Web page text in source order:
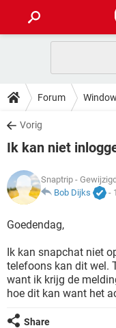
INSTAGRAM
NETFLIX
GRATIS
TIKTOK
HOW-TO
VIDEOBELLEN
GRATIS
TIKTOK
DOWNLOADS
VIDEOBELLEN
INSTAGRAM
NETFLIX
GRATIS
VIDEOBELLEN
INSTAGRAM
NETFLIX
GRATIS
TIKTOK
ARTIKELEN
VIDEOBELLEN
NETFLIX
GRATIS
TIKTOK
Forum
Vorig
Ik kan niet
Snaptrip -
Bob Dijks
-
Goedendag,
Ik kan snapchat niet
telefoons kan dit wel.
want ik krijg de
hoe dit kan want het
Share